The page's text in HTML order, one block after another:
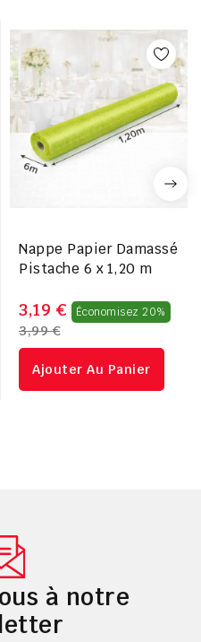
Nappe Papier Damassé
Pistache 6 x 1,20 m
3,19 € Économisez 20% Prix
​​
3,99 €
Ajouter Au Panier
à notre